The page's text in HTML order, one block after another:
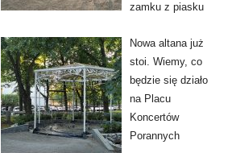
zamku z piasku
Nowa altana już
stoi. Wiemy, co
będzie się działo
na Placu
Koncertów
Porannych